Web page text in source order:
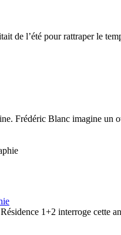
de l’été pour rattraper le
Frédéric Blanc imagine un
1+2 interroge cette